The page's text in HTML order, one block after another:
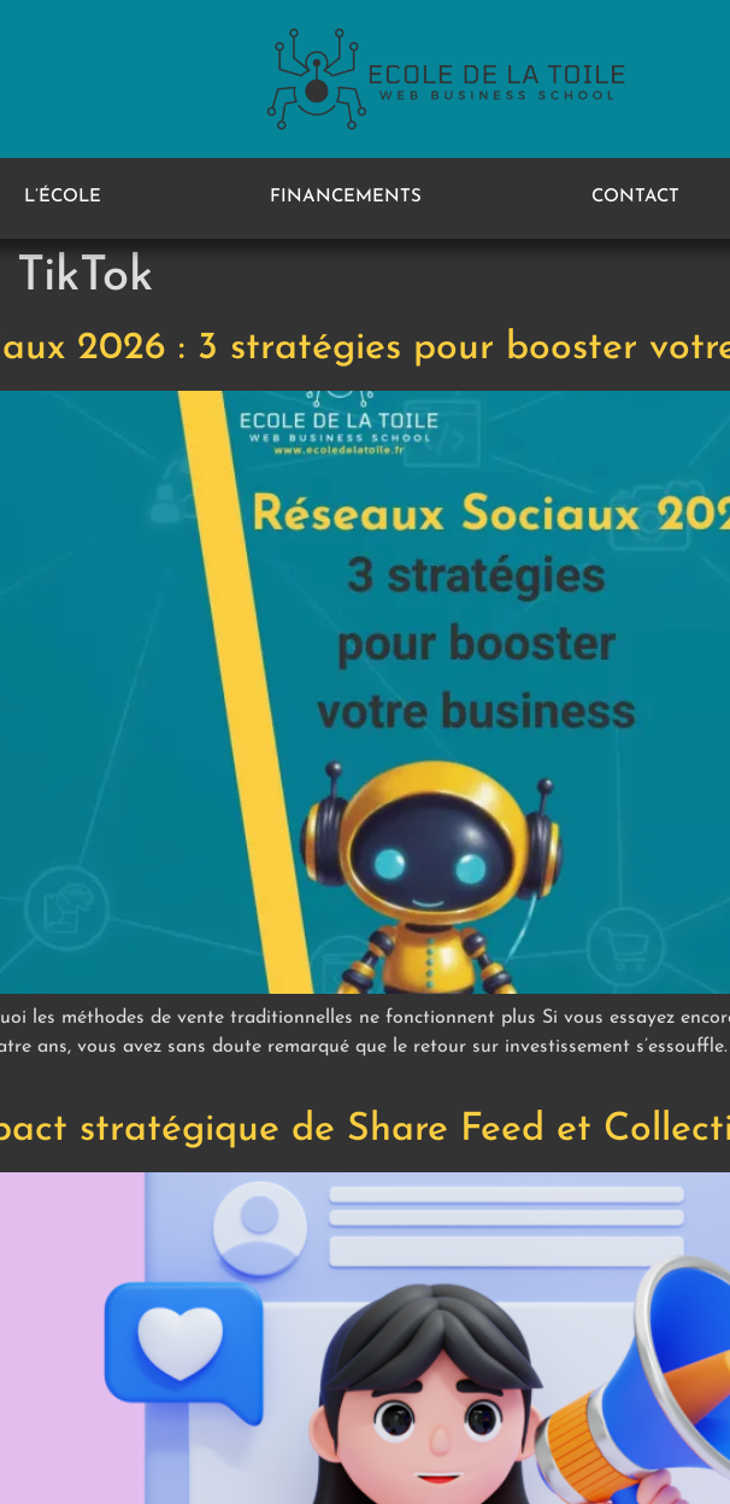
L’ÉCOLE FINANCEMENTS CONTACT
TikTok
2026 : 3 stratégies pour booster
les méthodes de vente traditionnelles ne fonctionnent plus Si vous essayez
ans, vous avez sans doute remarqué que le retour sur investissement
stratégique de Share Feed et